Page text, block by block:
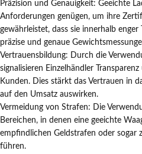
Präzision und Genauigkeit: Geeichte
Anforderungen genügen, um ihre
gewährleistet, dass sie innerhalb
präzise und genaue
Vertrauensbildung: Durch die
signalisieren Einzelhändler
Kunden. Dies stärkt das Vertrauen in
auf den Umsatz auswirken.
Vermeidung von Strafen: Die
Bereichen, in denen eine geeichte
empfindlichen Geldstrafen oder sogar
führen.